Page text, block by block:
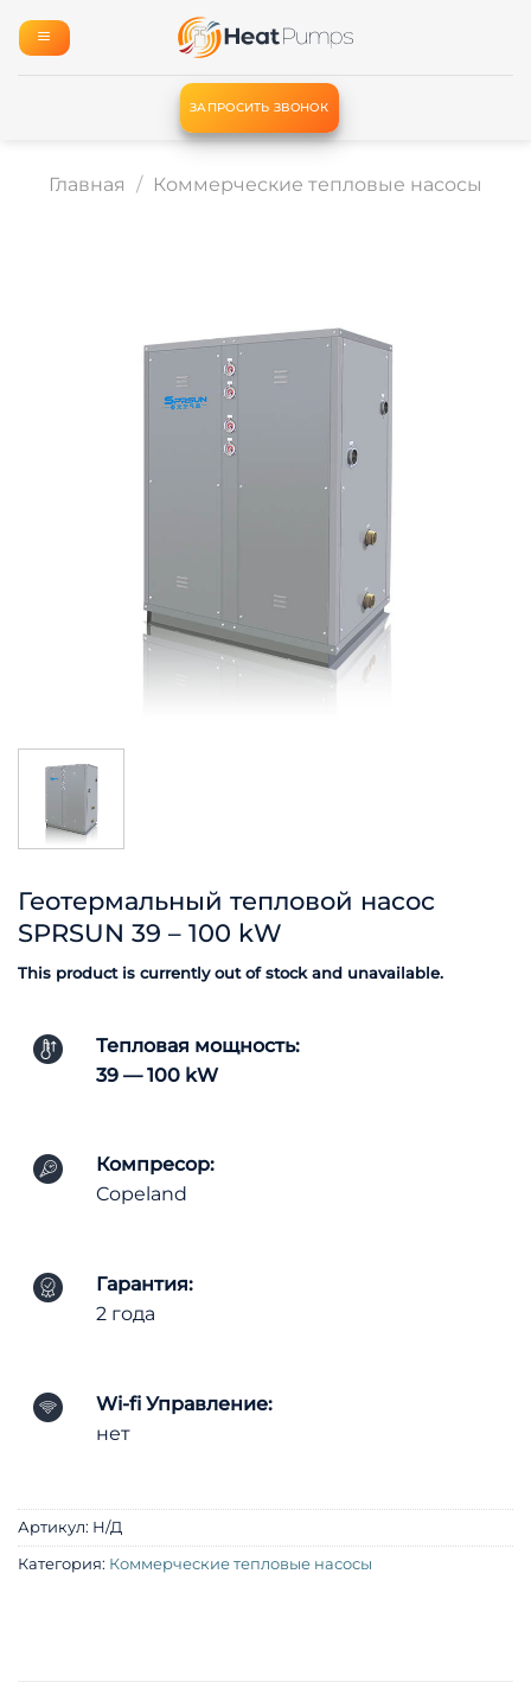
content
ЗАПРОСИТЬ ЗВОНОК
Главная / Коммерческие тепловые насосы
Геотермальный тепловой насос
SPRSUN 39 – 100 kW
This product is currently out of stock and unavailable.
Тепловая мощность:
39 — 100 kW
Компресор:
Copeland
Гарантия:
2 года
Wi-fi Управление:
нет
Артикул: Н/Д
Категория: Коммерческие тепловые насосы